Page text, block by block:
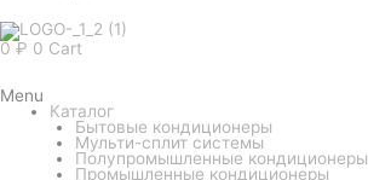
0 ₽ 0 Cart
Menu
Каталог
Бытовые кондиционеры
Мульти-сплит системы
Полупромышленные кондиционеры
Промышленные кондиционеры